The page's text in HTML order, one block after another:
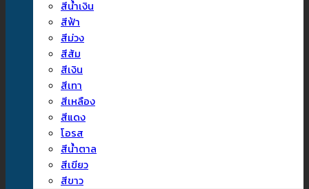
สีน้ำเงิน
สีฟ้า
สีม่วง
สีส้ม
สีเงิน
สีเทา
สีเหลือง
สีแดง
โอรส
สีน้ำตาล
สีเขียว
สีขาว